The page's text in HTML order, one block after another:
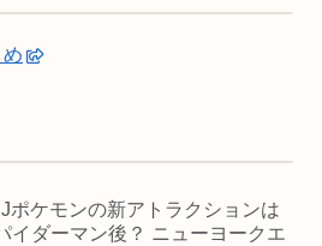
ポケモンの新アトラクションは
イダーマン後？ ニューヨークエ